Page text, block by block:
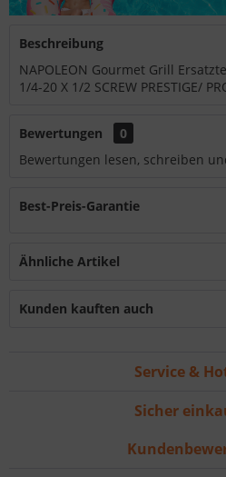
Beschreibung
NAPOLEON Gourmet Grill
1/4-20 X 1/2 SCREW PRESTIGE/
Bewertungen
0
Bewertungen lesen, schreiben
Best-Preis-Garantie
Ähnliche Artikel
Kunden kauften auch
Service &
Sicher